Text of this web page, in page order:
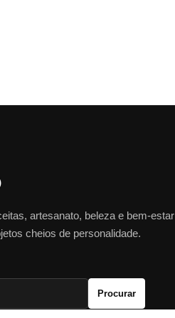
artesanato, beleza e bem-estar
cheios de personalidade.
Procurar